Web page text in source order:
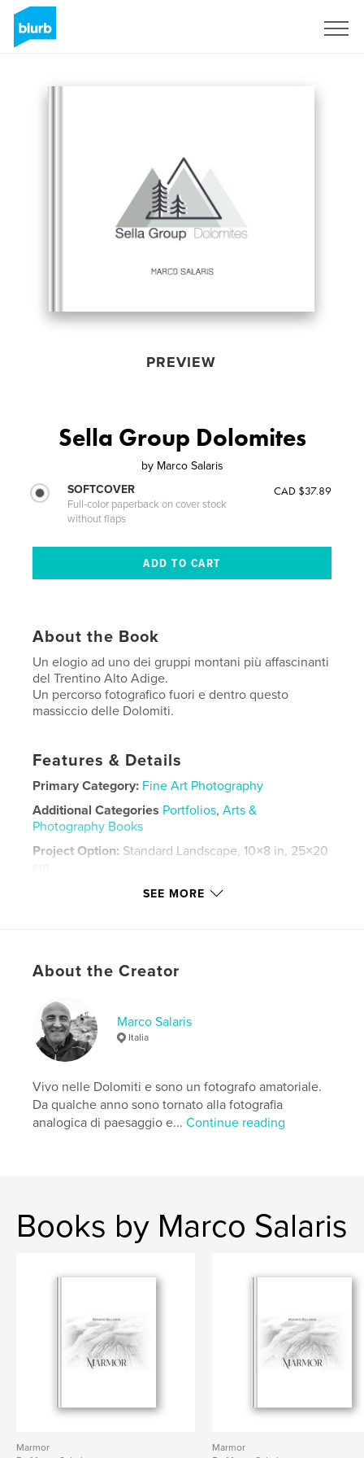
PREVIEW
Sella Group Dolomites
by Marco Salaris
SOFTCOVER
Full-color paperback on cover stock
without flaps
CAD $37.89
About the Book
Un elogio ad uno dei gruppi montani più affascinanti
del Trentino Alto Adige.
Un percorso fotografico fuori e dentro questo
massiccio delle Dolomiti.
Features & Details
Primary Category: Fine Art Photography
Additional Categories Portfolios,Arts &
Photography Books
Project Option: Standard Landscape, 10×8 in, 25×20
Sella , Montagna ,
SEE MORE
About the Creator
Marco Salaris
Italia
Vivo nelle Dolomiti e sono un fotografo amatoriale.
Da qualche anno sono tornato alla fotografia
analogica di paesaggio e...Continue reading
Books by Marco Salaris
Marmor
Marmor